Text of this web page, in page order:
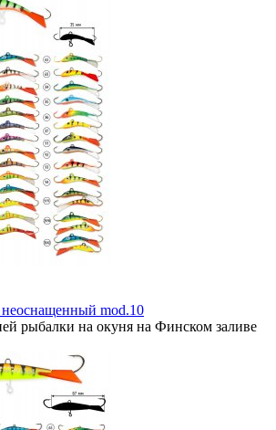
неоснащенный mod.10
рыбалки на окуня на Финском заливе